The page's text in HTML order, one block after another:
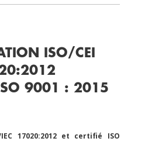
ISO/CEI
ISO 9001 : 2015
17020:2012 et certifié ISO